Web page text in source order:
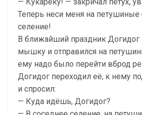
Теперь неси меня на петушиные
селение!
В ближайший праздник Догидог
мышку и отправился на
ему надо было перейти вброд
Догидог переходил её, к нему
и спросил:
— Куда идёшь, Догидог?